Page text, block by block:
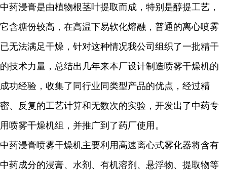
中药浸膏是由植物根茎叶提取而成，特别是醇提工艺，
它含糖份较高，在高温下易软化熔融，普通的离心喷雾
已无法满足干燥，针对这种情况我公司组织了一批精干
的技术力量，总结出几年来本厂设计制造喷雾干燥机的
成功经验，收集了同行业同类型产品的优点，经过精
密、反复的工艺计算和无数次的实验，开发出了中药专
用喷雾干燥机组，并推广到了药厂使用。
中药浸膏喷雾干燥机主要利用高速离心式雾化器将含有
中药成分的浸膏、水剂、有机溶剂、悬浮物、提取物等